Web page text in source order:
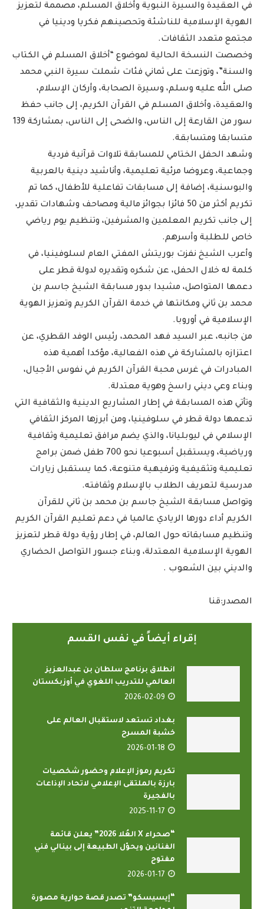
في العقيدة والسيرة النبوية وأخلاق المسلم، مصممة لتعزيز
الهوية الإسلامية للناشئة وتحصينهم فكريا ودينيا في
مجتمع متعدد الثقافات.
وخصصت النسخة الحالية لموضوع “أخلاق المسلم في الكتاب
والسنة”، وتوزعت على ثماني فئات شملت سيرة النبي محمد
صلى الله عليه وسلم، وسيرة الصحابة، وأركان الإسلام،
والعقيدة، وأخلاق المسلم في القرآن الكريم، إلى جانب حفظ
سور من القارعة إلى الناس، والضحى إلى الناس، بمشاركة 139
متسابقا ومتسابقة.
وشهد الحفل الختامي للمسابقة تلاوات قرآنية فردية
وجماعية، وعروضا مرئية تعليمية، وأناشيد دينية بالعربية
والبوسنية، إضافة إلى مسابقات تفاعلية للأطفال، كما تم
تكريم أكثر من 50 فائزا بجوائز مالية ومصاحف وشهادات تقدير،
إلى جانب تكريم المعلمين والمشرفين، وتنظيم يوم رياضي
خاص للطلبة وأسرهم.
وأعرب الشيخ نفزت بوريتش المفتي العام لسلوفينيا، في
كلمة له خلال الحفل، عن شكره وتقديره لدولة قطر على
دعمها المتواصل، مشيدا بدور مسابقة الشيخ جاسم بن
محمد بن ثاني ومكانتها في خدمة القرآن الكريم وتعزيز الهوية
الإسلامية في أوروبا.
من جانبه، عبر السيد فهد المحمد، رئيس الوفد القطري، عن
اعتزازه بالمشاركة في هذه الفعالية، مؤكدا أهمية هذه
المبادرات في غرس محبة القرآن الكريم في نفوس الأجيال،
وبناء وعي ديني راسخ وهوية معتدلة.
وتأتي هذه المسابقة في إطار المشاريع الدينية والثقافية التي
تدعمها دولة قطر في سلوفينيا، ومن أبرزها المركز الثقافي
الإسلامي في ليوبليانا، والذي يضم مرافق تعليمية وثقافية
ورياضية، ويستقبل أسبوعيا نحو 700 طفل ضمن برامج
تعليمية وتثقيفية وترفيهية متنوعة، كما يستقبل زيارات
مدرسية لتعريف الطلاب بالإسلام وثقافته.
وتواصل مسابقة الشيخ جاسم بن محمد بن ثاني للقرآن
الكريم أداء دورها الريادي عالميا في دعم تعليم القرآن الكريم
وتنظيم مسابقاته حول العالم، في إطار رؤية دولة قطر لتعزيز
الهوية الإسلامية المعتدلة، وبناء جسور التواصل الحضاري
والديني بين الشعوب .
المصدر:قنا
إقراء أيضاً في نفس القسم
انطلاق برنامج سلطان بن عبدالعزيز
العالمي للتدريب اللغوي في أوزبكستان
2026-02-09
بغداد تستعد لاستقبال العالم على
خشبة المسرح
2026-01-18
تكريم رموز الإعلام وحضور شخصيات
بارزة بالملتقى الإعلامي لاتحاد الإذاعات
بالفجيرة
2025-11-17
“صحراء X العُلا 2026” يعلن قائمة
الفنانين ويحوّل الطبيعة إلى بينالي فني
مفتوح
2026-01-17
“إيسيسكو” تصدر قصة حوارية مصورة